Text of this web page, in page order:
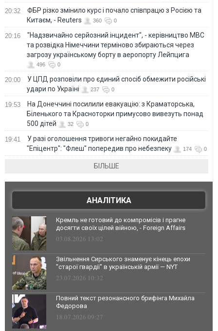
20:32
ФБР різко змінило курс і почало співпрацю з Росією та
Китаєм, - Reuters
360 0
20:16
"Надзвичайно серйозний інцидент", - керівництво МВС
та розвідка Німеччини терміново збираються через
загрозу українському борту в аеропорту Лейпцига
496 0
20:00
У ЦПД розповіли про єдиний спосіб обмежити російські
удари по Україні
237 0
19:53
На Донеччині посилили евакуацію: з Краматорська,
Біленького та Красноторки примусово вивезуть понад
500 дітей
32 0
19:41
У разі оголошення тривоги негайно покидайте
"Епіцентр": "Флеш" попередив про небезпеку
174 0
БІЛЬШЕ
АНАЛІТИКА
Кремль не готовий до компромісів і прагне
досягти своїх цілей війною, - Foreign Affairs
03.08.2026 13:02
Звільнення Сирського знаменує кінець епохи
"старої гвардії" в українській армії — NYT
23.07.2026 10:32
Повний текст резонансного брифінга Михайла
Федорова
18.07.2026 09:27